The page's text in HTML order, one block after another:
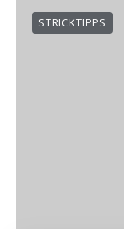
STRICKTIPPS